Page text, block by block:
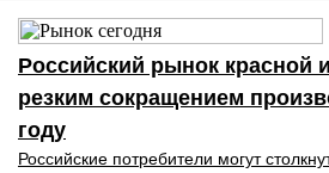
Российский рынок красной
резким сокращением
году
Российские потребители могут